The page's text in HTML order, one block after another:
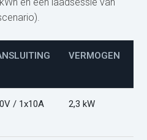
VERMOGEN
/ 1x10A 2,3 kW